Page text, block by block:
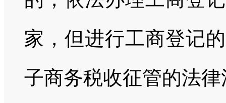
家，但进行工商登记
子商务税收征管的法